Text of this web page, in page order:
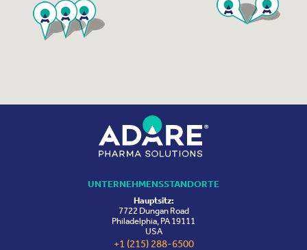
UNTERNEHMENSSTANDORTE
Hauptsitz:
7722 Dungan Road
Philadelphia, PA 19111
USA
+1 (215) 288-6500